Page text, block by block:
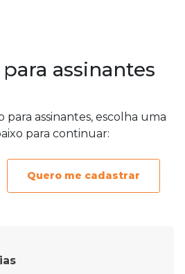
assinantes
assinantes, escolha uma
para continuar:
Quero me cadastrar